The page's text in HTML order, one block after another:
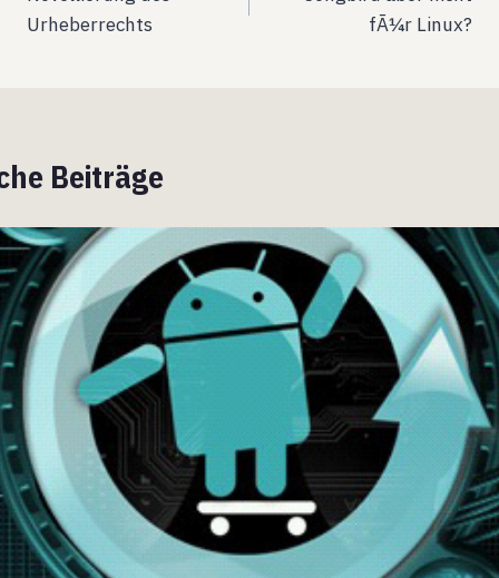
Urheberrechts
fÃ¼r Linux?
Beiträge